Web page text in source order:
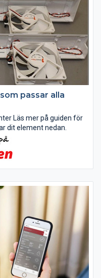
passar alla
Läs mer på guiden för
dit element nedan.